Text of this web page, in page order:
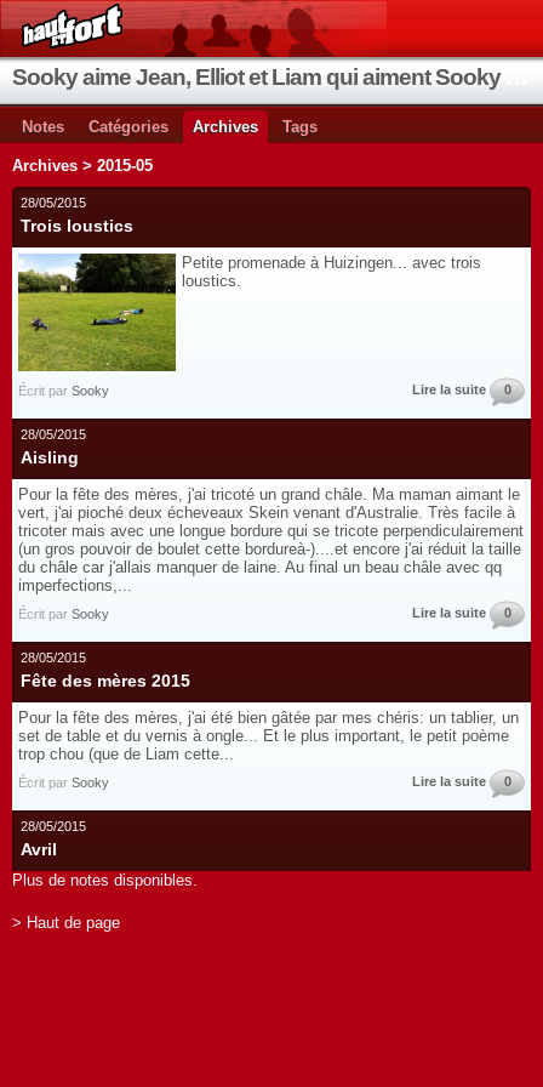
Notes Catégories Archives Tags
Archives > 2015-05
28/05/2015
Trois loustics
Petite promenade à Huizingen... avec trois
loustics.
Écrit par Sooky Lire la suite 0
28/05/2015
Aisling
Pour la fête des mères, j'ai tricoté un grand châle. Ma maman aimant le
vert, j'ai pioché deux écheveaux Skein venant d'Australie. Très facile à
tricoter mais avec une longue bordure qui se tricote perpendiculairement
(un gros pouvoir de boulet cette bordureà-)....et encore j'ai réduit la taille
du châle car j'allais manquer de laine. Au final un beau châle avec qq
imperfections,...
Écrit par Sooky Lire la suite 0
28/05/2015
Fête des mères 2015
Pour la fête des mères, j'ai été bien gâtée par mes chéris: un tablier, un
set de table et du vernis à ongle... Et le plus important, le petit poème
trop chou (que de Liam cette...
Écrit par Sooky Lire la suite 0
28/05/2015
Avril
Plus de notes disponibles.
> Haut de page